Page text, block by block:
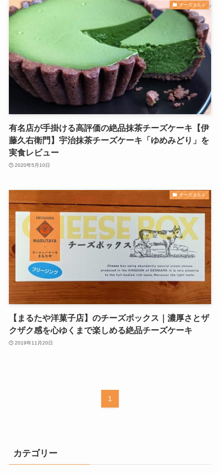
チーズタルト
有名店が手掛ける高評価の絶品抹茶チーズケーキ【伊
藤久右衛門】宇治抹茶チーズケーキ「ゆめみどり」を
実食レビュー
2020年5月10日
チーズタルト
【まるたや洋菓子店】のチーズボックス｜濃厚さとザ
クザク感を心ゆくまで楽しめる絶品チーズケーキ
2019年11月20日
1
カテゴリー